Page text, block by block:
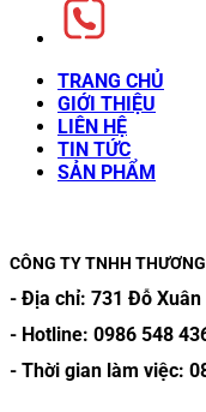
TRANG CHỦ
GIỚI THIỆU
LIÊN HỆ
TIN TỨC
SẢN PHẨM
CÔNG TY TNHH
- Địa chỉ: 731 Đỗ Xuân
- Hotline: 0986 548
- Thời gian làm việc: